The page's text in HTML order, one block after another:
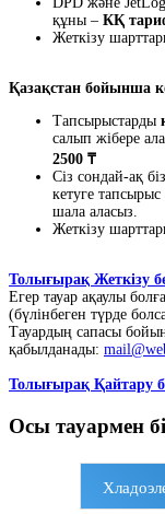
құны – КҚ
Жеткізу
Қазақстан бойынша
Тапсырыстарды
салып жібере
2500 ₸
Сіз сондай-ақ
кетуге
шала аласыз.
Жеткізу
Толығырақ Жеткізу
Егер тауар ақаулы
(бүлінбеген түрде
Тауардың сапасы
қабылданады:
Толығырақ Қайтару
Осы тауармен